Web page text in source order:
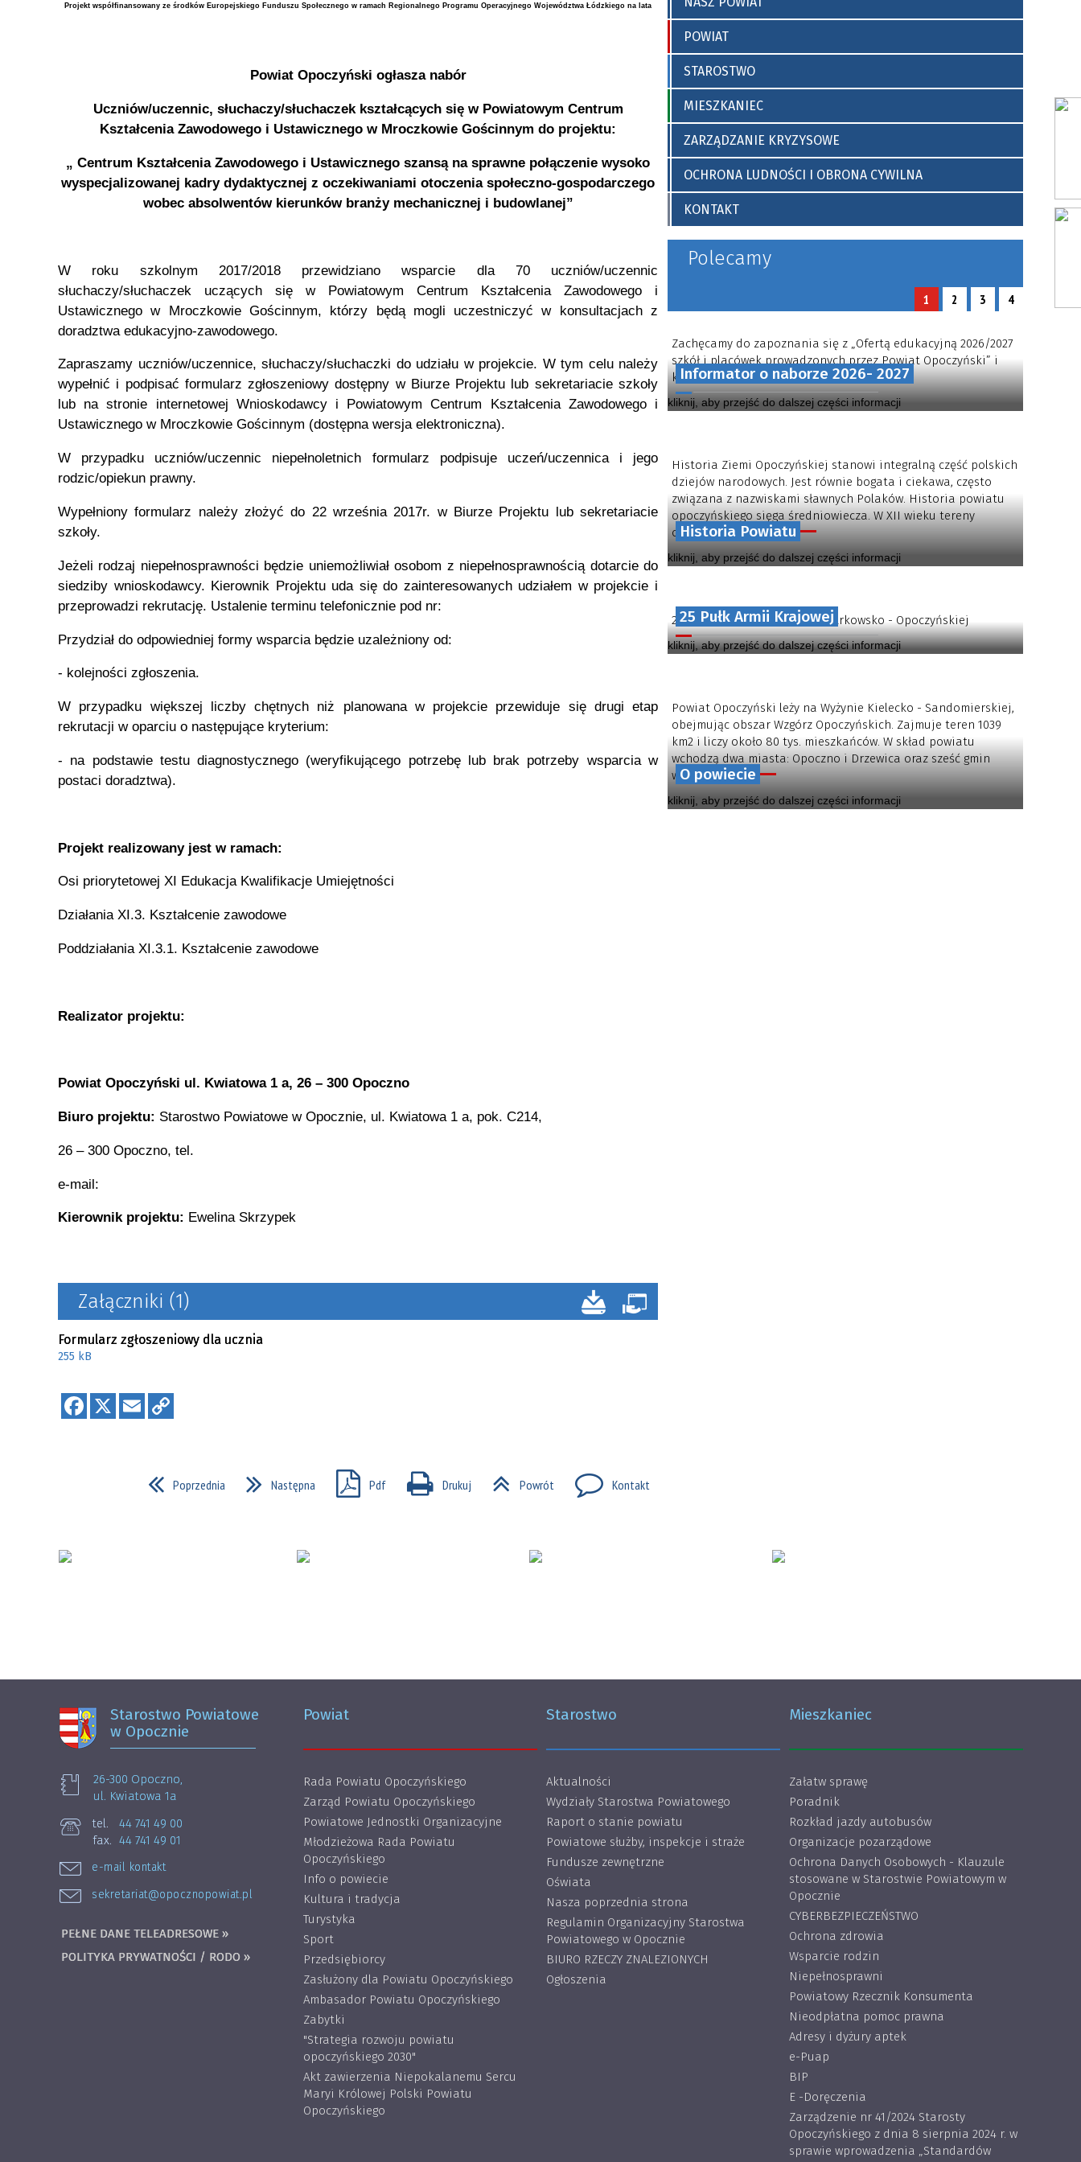
„Standardów ochrony małoletnich”
w Starostwie Powiatowym w Opocznie
Projekt współfinansowany ze środków Europejskiego Funduszu Społecznego w ramach Regionalnego Programu Operacyjnego Województwa Łódzkiego na lata
Powiat Opoczyński ogłasza nabór
Uczniów/uczennic, słuchaczy/słuchaczek kształcących się w Powiatowym Centrum
Kształcenia Zawodowego i Ustawicznego w Mroczkowie Gościnnym do projektu:
„ Centrum Kształcenia Zawodowego i Ustawicznego szansą na sprawne połączenie wysoko
wyspecjalizowanej kadry dydaktycznej z oczekiwaniami otoczenia społeczno-gospodarczego
wobec absolwentów kierunków branży mechanicznej i budowlanej”
W roku szkolnym 2017/2018 przewidziano wsparcie dla 70 uczniów/uczennic
słuchaczy/słuchaczek uczących się w Powiatowym Centrum Kształcenia Zawodowego i
Ustawicznego w Mroczkowie Gościnnym, którzy będą mogli uczestniczyć w konsultacjach z
doradztwa edukacyjno-zawodowego.
Zapraszamy uczniów/uczennice, słuchaczy/słuchaczki do udziału w projekcie. W tym celu należy
wypełnić i podpisać formularz zgłoszeniowy dostępny w Biurze Projektu lub sekretariacie szkoły
lub na stronie internetowej Wnioskodawcy i Powiatowym Centrum Kształcenia Zawodowego i
Ustawicznego w Mroczkowie Gościnnym (dostępna wersja elektroniczna).
W przypadku uczniów/uczennic niepełnoletnich formularz podpisuje uczeń/uczennica i jego
rodzic/opiekun prawny.
Wypełniony formularz należy złożyć do 22 września 2017r. w Biurze Projektu lub sekretariacie
szkoły.
Jeżeli rodzaj niepełnosprawności będzie uniemożliwiał osobom z niepełnosprawnością dotarcie do
siedziby wnioskodawcy. Kierownik Projektu uda się do zainteresowanych udziałem w projekcie i
przeprowadzi rekrutację. Ustalenie terminu telefonicznie pod nr:
Przydział do odpowiedniej formy wsparcia będzie uzależniony od:
- kolejności zgłoszenia.
W przypadku większej liczby chętnych niż planowana w projekcie przewiduje się drugi etap
rekrutacji w oparciu o następujące kryterium:
- na podstawie testu diagnostycznego (weryfikującego potrzebę lub brak potrzeby wsparcia w
postaci doradztwa).
Projekt realizowany jest w ramach:
Osi priorytetowej XI Edukacja Kwalifikacje Umiejętności
Działania XI.3. Kształcenie zawodowe
Poddziałania XI.3.1. Kształcenie zawodowe
Realizator projektu:
Powiat Opoczyński ul. Kwiatowa 1 a, 26 – 300 Opoczno
Biuro projektu: Starostwo Powiatowe w Opocznie, ul. Kwiatowa 1 a, pok. C214,
26 – 300 Opoczno, tel.
e-mail:
Kierownik projektu: Ewelina Skrzypek
Załączniki (1)
Formularz zgłoszeniowy dla ucznia
255 kB
Poprzednia Następna Pdf Drukuj Powrót Kontakt
POWIAT
STAROSTWO
MIESZKANIEC
ZARZĄDZANIE KRYZYSOWE
OCHRONA LUDNOŚCI I OBRONA CYWILNA
KONTAKT
Polecamy
1 2 3 4
Informator o naborze 2026- 2027
Zachęcamy do zapoznania się z „Ofertą edukacyjną 2026/2027
szkół i placówek prowadzonych przez Powiat Opoczyński” i
kontynuowania nauki w naszych szkołach.
kliknij, aby przejść do dalszej części informacji
Historia Powiatu
Historia Ziemi Opoczyńskiej stanowi integralną część polskich
dziejów narodowych. Jest równie bogata i ciekawa, często
związana z nazwiskami sławnych Polaków. Historia powiatu
opoczyńskiego sięga średniowiecza. W XII wieku tereny
obecnego powiatu...
kliknij, aby przejść do dalszej części informacji
25 Pułk Armii Krajowej
25 Pułk Piechoty AK Ziemi Piotrkowsko - Opoczyńskiej
kliknij, aby przejść do dalszej części informacji
O powiecie
Powiat Opoczyński leży na Wyżynie Kielecko - Sandomierskiej,
obejmując obszar Wzgórz Opoczyńskich. Zajmuje teren 1039
km2 i liczy około 80 tys. mieszkańców. W skład powiatu
wchodzą dwa miasta: Opoczno i Drzewica oraz sześć gmin
wiejskich...
kliknij, aby przejść do dalszej części informacji
Starostwo Powiatowe
w Opocznie
26-300 Opoczno,
ul. Kwiatowa 1a
tel.
44 741 49 00
fax. 44 741 49 01
e-mail kontakt
sekretariat@opocznopowiat.pl
PEŁNE DANE TELEADRESOWE »
POLITYKA PRYWATNOŚCI / RODO »
Powiat
Rada Powiatu Opoczyńskiego
Zarząd Powiatu Opoczyńskiego
Powiatowe Jednostki Organizacyjne
Młodzieżowa Rada Powiatu
Opoczyńskiego
Info o powiecie
Kultura i tradycja
Turystyka
Sport
Przedsiębiorcy
Zasłużony dla Powiatu Opoczyńskiego
Ambasador Powiatu Opoczyńskiego
Zabytki
"Strategia rozwoju powiatu
opoczyńskiego 2030"
Akt zawierzenia Niepokalanemu Sercu
Maryi Królowej Polski Powiatu
Opoczyńskiego
Starostwo
Aktualności
Wydziały Starostwa Powiatowego
Raport o stanie powiatu
Powiatowe służby, inspekcje i straże
Fundusze zewnętrzne
Oświata
Nasza poprzednia strona
Regulamin Organizacyjny Starostwa
Powiatowego w Opocznie
BIURO RZECZY ZNALEZIONYCH
Ogłoszenia
Mieszkaniec
Załatw sprawę
Poradnik
Rozkład jazdy autobusów
Organizacje pozarządowe
Ochrona Danych Osobowych - Klauzule
stosowane w Starostwie Powiatowym w
Opocznie
CYBERBEZPIECZEŃSTWO
Ochrona zdrowia
Wsparcie rodzin
Niepełnosprawni
Powiatowy Rzecznik Konsumenta
Nieodpłatna pomoc prawna
Adresy i dyżury aptek
e-Puap
BIP
E -Doręczenia
Zarządzenie nr 41/2024 Starosty
Opoczyńskiego z dnia 8 sierpnia 2024 r. w
sprawie wprowadzenia „Standardów